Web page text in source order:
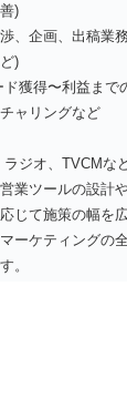
)
、企画、出稿業
)
ド獲得〜利益まで
ャリングなど
ラジオ、TVCMな
業ツールの設計
じて施策の幅を
ーケティングの
。